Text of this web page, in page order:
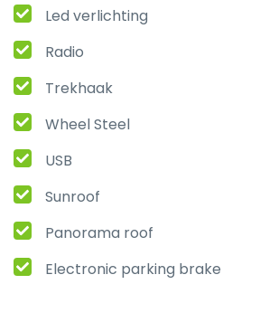
Led verlichting
Radio
Trekhaak
Wheel Steel
USB
Sunroof
Panorama roof
Electronic parking brake